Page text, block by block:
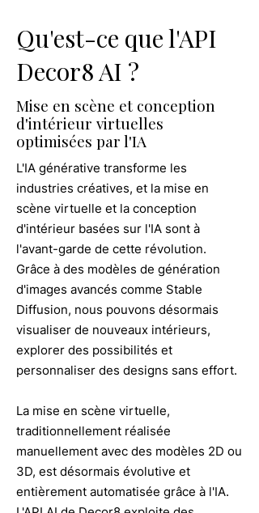
Qu'est-ce que l'API
Decor8 AI ?
Mise en scène et conception
d'intérieur virtuelles
optimisées par l'IA
L'IA générative transforme les
industries créatives, et la mise en
scène virtuelle et la conception
d'intérieur basées sur l'IA sont à
l'avant-garde de cette révolution.
Grâce à des modèles de génération
d'images avancés comme Stable
Diffusion, nous pouvons désormais
visualiser de nouveaux intérieurs,
explorer des possibilités et
personnaliser des designs sans effort.
La mise en scène virtuelle,
traditionnellement réalisée
manuellement avec des modèles 2D ou
3D, est désormais évolutive et
entièrement automatisée grâce à l'IA.